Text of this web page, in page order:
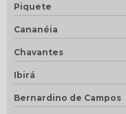
Piquete
Cananéia
Chavantes
Ibirá
Bernardino de Campos